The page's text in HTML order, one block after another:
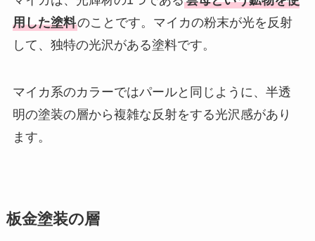
用した塗料のことです。マイカの粉末が光を反射
して、独特の光沢がある塗料です。
マイカ系のカラーではパールと同じように、半透
明の塗装の層から複雑な反射をする光沢感があり
ます。
板金塗装の層